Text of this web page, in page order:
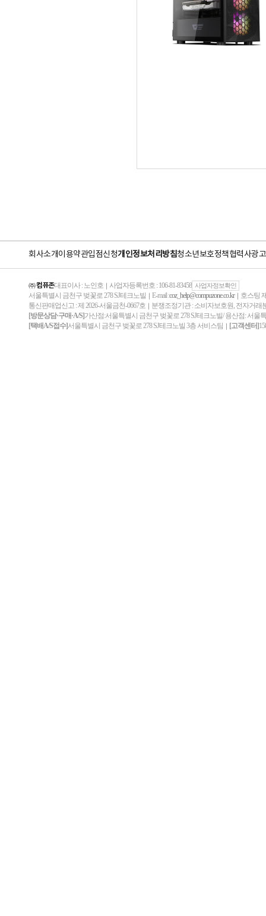
회사소개이용약관입점신청개인정보처리방침청소년보호정책협력사광
㈜ 컴퓨존대표이사 : 노인호 ｜ 사업자등록번호 : 106-81-83458 사업자정보확인
서울특별시 금천구 벚꽃로 278 SJ테크노빌 ｜ E-mail :coz_help@compuzone.co.kr｜ 호스팅
통신판매업신고 : 제 2026-서울금천-0667호 ｜ 분쟁조정기관 : 소비자보호원, 전자거래
[방문상담·구매·A/S]가산점:서울특별시 금천구 벚꽃로 278 SJ테크노빌/ 용산점: 서울
[택배A/S접수]서울특별시 금천구 벚꽃로 278 SJ테크노빌 3층 서비스팀 ｜ [고객센터]